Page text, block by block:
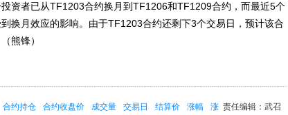
资者已从TF1203合约换月到TF1206和TF1209合约，而最近5个
换月效应的影响。由于TF1203合约还剩下3个交易日，预计该合
熊锋）
责任编辑：武召
合约持仓 合约收盘价 成交量 交易日 结算价 涨幅
涨